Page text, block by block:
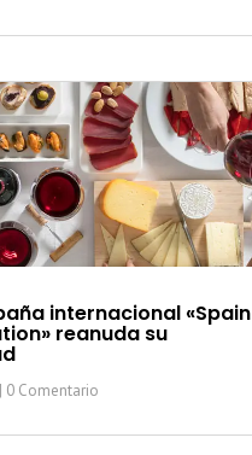
internacional «Spain
reanuda su
| 0 Comentario